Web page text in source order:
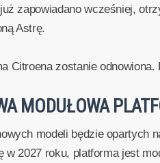
zapowiadano wcześniej,
Astrę.
Citroena zostanie
MODUŁOWA
modeli będzie opartych
w 2027 roku, platforma jest